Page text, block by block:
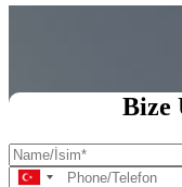
Bize
Name/
İsim
Phone/Telefon